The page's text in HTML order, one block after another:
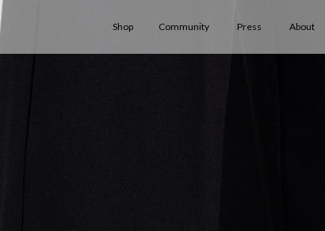
Shop Community Press About